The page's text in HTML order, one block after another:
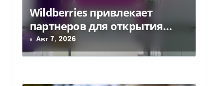
о
з
а
Wildberries привлекает
партнеров для открытия
хабов после ударов по
слогам
Авг 7, 2026